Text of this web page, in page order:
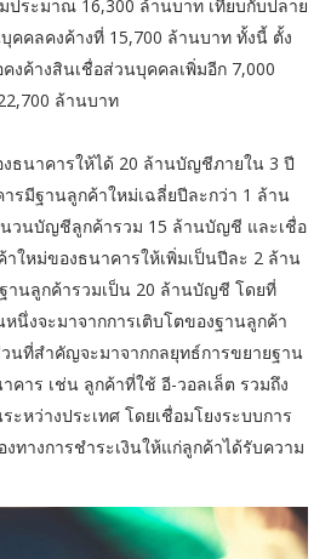
ประมาณ 16,300 ล้านบาท เทียบกับปลาย
คลคงค้างที่ 15,700 ล้านบาท ทั้งนี้ ตั้ง
งค้างสินเชื่อส่วนบุคคลเพิ่มอีก 7,000
ล้านบาท​
ธนาคารให้ได้ 20 ล้านบัญชีภายใน 3 ปี
รมีฐานลูกค้าใหม่เฉลี่ยปีละกว่า 1 ล้าน
วนบัญชีลูกค้ารวม 15 ล้านบัญชี และเชื่อ
ใหม่ของธนาคารให้เพิ่มเป็นปีละ 2 ล้าน
นลูกค้ารวมเป็น 20 ล้านบัญชี โดยที่
นึ่งจะมาจากการเติบโตของฐานลูกค้า
นที่สำคัญจะมาจากกลยุทธ์การขยายฐาน
าร เช่น ลูกค้าที่ใช้ อี-วอลเล็ต รวมถึง
ะหว่างประเทศ โดยเชื่อมโยงระบบการ
ทางการชำระเงินให้แก่ลูกค้าได้รับความ